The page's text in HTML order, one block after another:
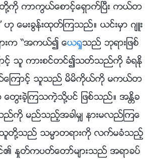
တို႔ကို ကာကြယ္ေစာင့္ေရွာက္ၿပီး ကယ္တ
ဟု ေမးခြန္းထုတ္ၾကသည္။ ယင္းမွာ ဂ်ဴး
ားက “အကယ္၍ေယရႈသည္ ဘုရားျဖစ္
င့္ သူ ကားစင္တင္၍သတ္သည္ကို ခံရႏို
ေၾကာင့္ သူသည္ မိမိကိုယ္ကို မကယ္တ
တြးခဲ့ၾကသကဲ့သို႔ပင္ ျဖစ္သည္။ အႏၲိခ
ကို မည္သည့္အခါမွ် နားမလည္ၾကေ
သူတို႔သည္ သမၼာတရားကို လက္မခံသည့္
၏ ႏႈတ္ကပတ္ေတာ္မ်ားသည္ အရာခပ္